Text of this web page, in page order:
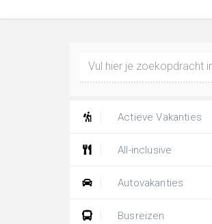
Actieve Vakanties
All-inclusive
Autovakanties
Busreizen